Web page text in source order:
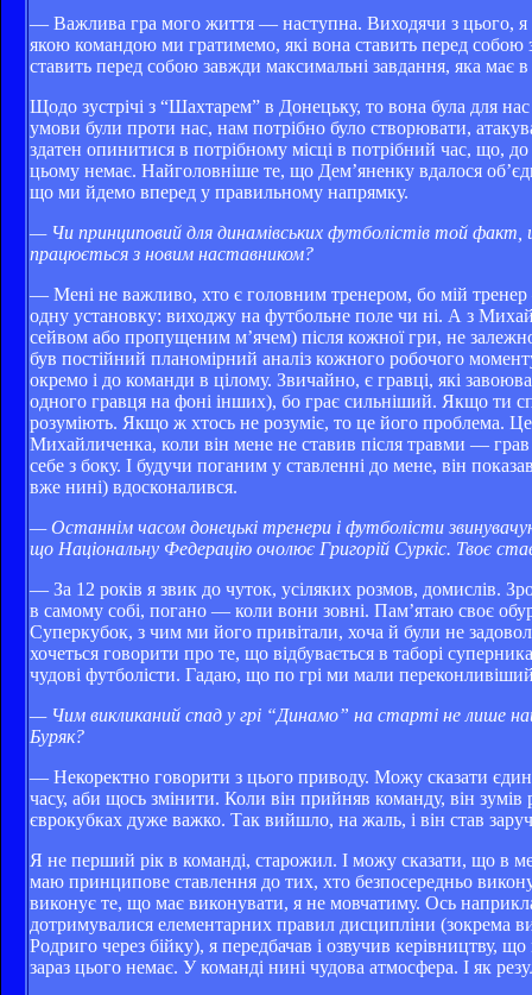
— Важлива гра мого життя — наступна. Виходячи з цього, я
якою командою ми гратимемо, які вона ставить перед
ставить перед собою завжди максимальні завдання, яка має
Щодо зустрічі з “Шахтарем” в Донецьку, то вона була для
умови були проти нас, нам потрібно було створювати,
здатен опинитися в потрібному місці в потрібний час, що,
цьому немає. Найголовніше те, що Дем’яненку вдалося
що ми йдемо вперед у правильному напрямку.
— Чи принциповий для динамівських футболістів той факт,
працюється з новим наставником?
— Мені не важливо, хто є головним тренером, бо мій
одну установку: виходжу на футбольне поле чи ні. А з
сейвом або пропущеним м’ячем) після кожної гри, не залежно
був постійний планомірний аналіз кожного робочого
окремо і до команди в цілому. Звичайно, є гравці, які
одного гравця на фоні інших), бо грає сильніший. Якщо ти
розуміють. Якщо ж хтось не розуміє, то це його проблема.
Михайличенка, коли він мене не ставив після травми —
себе з боку. І будучи поганим у ставленні до мене, він
вже нині) вдосконалився.
— Останнім часом донецькі тренери і футболісти
що Національну Федерацію очолює Григорій Суркіс. Твоє
— За 12 років я звик до чуток, усіляких розмов, домислів.
в самому собі, погано — коли вони зовні. Пам’ятаю своє
Суперкубок, з чим ми його привітали, хоча й були не
хочеться говорити про те, що відбувається в таборі
чудові футболісти. Гадаю, що по грі ми мали
— Чим викликаний спад у грі “Динамо” на старті не лише
Буряк?
— Некоректно говорити з цього приводу. Можу сказати
часу, аби щось змінити. Коли він прийняв команду, він
єврокубках дуже важко. Так вийшло, на жаль, і він став
Я не перший рік в команді, старожил. І можу сказати, що в
маю принципове ставлення до тих, хто безпосередньо
виконує те, що має виконувати, я не мовчатиму. Ось
дотримувалися елементарних правил дисципліни (зокрема
Родриго через бійку), я передбачав і озвучив керівництву,
зараз цього немає. У команді нині чудова атмосфера. І як